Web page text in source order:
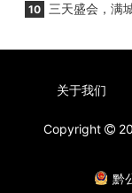
10 三天盛会，满
关于我们
Copyright
黔